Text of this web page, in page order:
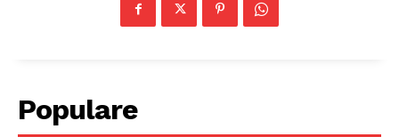
Populare